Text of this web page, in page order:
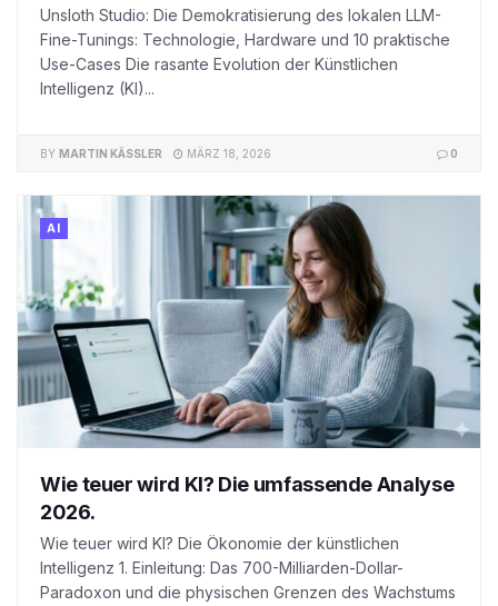
Unsloth Studio: Die Demokratisierung des lokalen LLM-
Fine-Tunings: Technologie, Hardware und 10 praktische
Use-Cases Die rasante Evolution der Künstlichen
Intelligenz (KI)...
BY MARTIN KÄSSLER MÄRZ 18, 2026 0
AI
Wie teuer wird KI? Die umfassende Analyse
2026.
Wie teuer wird KI? Die Ökonomie der künstlichen
Intelligenz 1. Einleitung: Das 700-Milliarden-Dollar-
Paradoxon und die physischen Grenzen des Wachstums